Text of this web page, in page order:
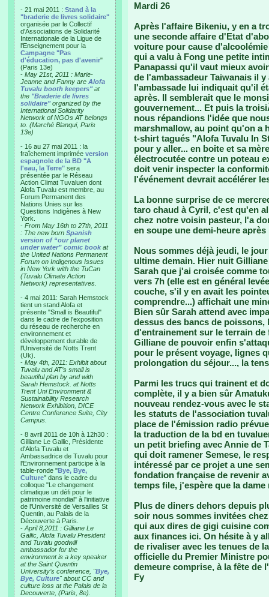
- 21 mai 2011 : Stand à la
"braderie de livres solidaire"
organisée par le Collectif
d'Associations de Solidarité
Internationale de la Ligue de
l'Enseignement pour la
Campagne "Pas
d'éducation, pas d'avenir"
(Paris 13e)
- May 21st, 2011 : Marie-
Jeanne and Fanny are Alofa
Tuvalu booth keepers"at
the "Braderie de livres
solidaire"organized by the
International Solidarity
Network of NGOs AT belongs
to. (Marché Blanqui, Paris
13e)
- 16 au 27 mai 2011 : la
fraîchement imprimée version
espagnole de la BD "A
l'eau, la Terre" sera
présentée par le Réseau
Action Climat Tuvaluen dont
Alofa Tuvalu est membre, au
Forum Permanent des
Nations Unies sur les
Questions Indigènes à New
York.
- From May 16th to 27th, 2011
: The new born Spanish
version of “our planet
under water” comic book at
the United Nations Permanent
Forum on Indigenous Issues
in New York with the TuCan
(Tuvalu Climate Action
Network) representatives.
- 4 mai 2011: Sarah Hemstock
tient un stand Alofa et
présente "Small is Beautiful"
dans le cadre de l'exposition
du réseau de recherche en
environnement et
développement durable de
l'Université de Notts Trent
(Uk).
- May 4th, 2011: Exhibit about
Tuvalu and AT’s small is
beautiful plan by and with
Sarah Hemstock. at Notts
Trent Uni Environment &
Sustainability Research
Network Exhibition, DICE
Centre Conference Suite, City
Campus.
- 8 avril 2011 de 10h à 12h30 :
Gilliane Le Gallic, Présidente
d'Alofa Tuvalu et
Ambassadrice de Tuvalu pour
l'Environnement participe à la
table-ronde "Bye, Bye,
Culture" dans le cadre du
colloque "Le changement
climatique un défi pour le
patrimoine mondial" à l'initiative
de l'Université de Versailles St
Quentin, au Palais de la
Découverte à Paris.
- April 8,2011 : Gilliane Le
Gallic, Alofa Tuvalu President
and Tuvalu goodwill
ambassador for the
environment is a key speaker
at the Saint Quentin
University’s conference, "Bye,
Bye, Culture" about CC and
culture loss at the Palais de la
Decouverte, (Paris, 8e).
Mardi 26
Après l'affaire Bikeniu, y en a
une seconde affaire d'Etat
voiture pour cause
qui a valu à Fong une petite
Panapassi qu'il vaut mieux
de l'ambassadeur Taiwanais il
l'ambassade lui indiquait qu'il
après. Il semblerait que le
gouvernement... Et puis la
nous répandions l'idée que
marshmallow, au point qu'on a
t-shirt tagués "Alofa Tuvalu In
pour y aller... en boite et sa
électrocutée contre un poteau
doit venir inspecter la
l'événement devrait accélérer
La bonne surprise de ce
taro chaud à Cyril, c'est qu'en
chez notre voisin pasteur, l'a
en soupe une demi-heure après
Nous sommes déjà jeudi, le
ultime demain. Hier nuit
Sarah que j'ai croisée comme
vers 7h (elle est en général
couche, s'il y en avait les
comprendre...) affichait une
Bien sûr Sarah attend avec
dessus des bancs de
d'entrainement sur le terrain
Gilliane de pouvoir enfin
pour le présent voyage, lignes
prolongation du séjour..., la
Parmi les trucs qui trainent et
complète, il y a bien sûr
nouveau rendez-vous avec le
les statuts de l'association
place de l'émission radio
la traduction de la bd en
un petit briefing avec Annie de
qui doit ramener Semese, le
intéressé par ce projet a une
fondation française de revenir
temps file, j'espère que la
Plus de diners dehors depuis
soir nous sommes invitées
qui aux dires de gigi cuisine
aux finances ici. On hésite à y
de rivaliser avec les tenues de
officielle du Premier Ministre
demeure comprise, à la fête de
Fy